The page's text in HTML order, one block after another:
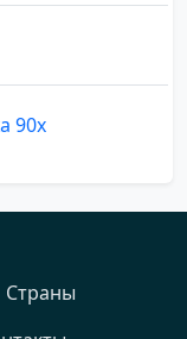
90х
Страны